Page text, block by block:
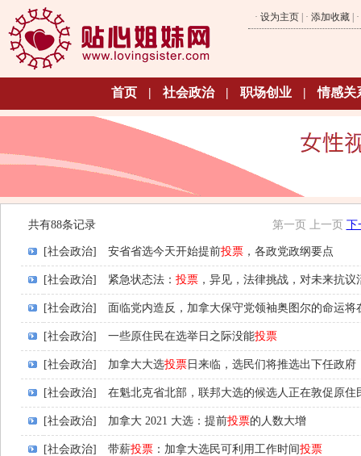
· 设为主页 | · 添加收藏 | ·
首页 | 社会政治 | 职场创业 | 情感关
共有88条记录 第一页 上一页 下
[社会政治] 安省省选今天开始提前投票 ，各政党政纲要点
[社会政治] 紧急状态法： 投票 ，异见，法律挑战，对未来抗议
[社会政治] 面临党内造反，加拿大保守党领袖奥图尔的命运将
[社会政治] 一些原住民在选举日之际没能投票
[社会政治] 加拿大大选投票 日来临，选民们将推选出下任政府
[社会政治] 在魁北克省北部，联邦大选的候选人正在敦促原住
[社会政治] 加拿大 2021 大选：提前投票的人数大增
[社会政治] 带薪投票 ：加拿大选民可利用工作时间投票